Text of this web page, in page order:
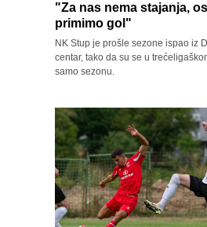
"Za nas nema stajanja,
primimo gol"
NK Stup je prošle sezone ispao iz
centar, tako da su se u
samo sezonu.